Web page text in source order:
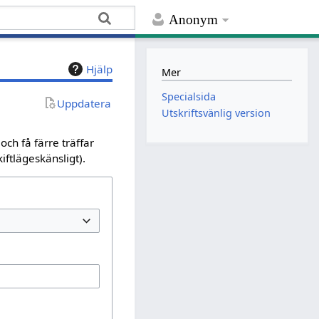
Anonym
Hjälp
Uppdatera
få färre träffar
Mer
Specialsida
Utskriftsvänlig version